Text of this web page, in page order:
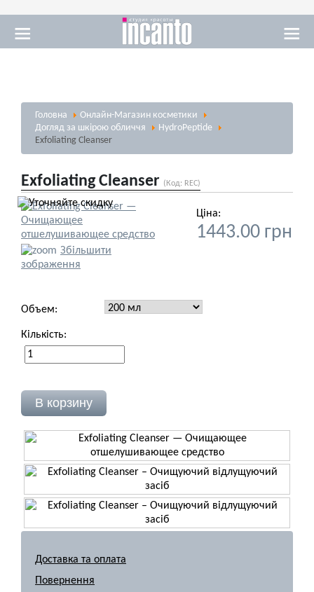
Масаж
Візаж
Головна
Онлайн-Магазин косметики
Догляд за шкірою обличчя
HydroPeptide
Exfoliating Cleanser
Exfoliating Cleanser (Код: REC)
Збільшити
зображення
Ціна:
1443.00 грн
Объем:
Кількість:
Доставка та оплата
Повернення